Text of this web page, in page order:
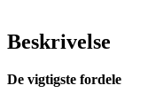
Beskrivelse
De vigtigste fordele